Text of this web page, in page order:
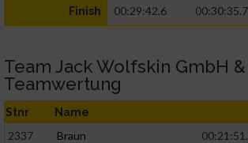
Finish 00:29:42.6 00:30:35.7
Team Jack Wolfskin GmbH
Teamwertung
Stnr Name
2337 Braun